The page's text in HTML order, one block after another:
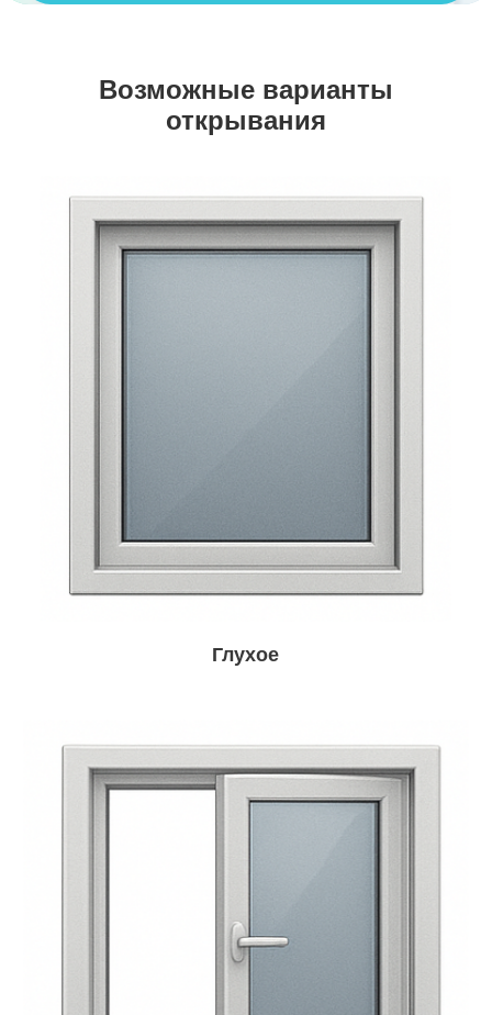
Возможные варианты
открывания
Глухое